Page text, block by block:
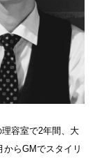
容室で2年間、大
らGMでスタイリ